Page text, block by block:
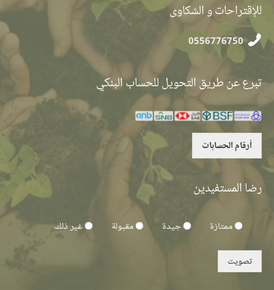
للإقتراحات و الشكاوى
0556776750
تبرع عن طريق التحويل للحساب البنكي
أرقام الحسابات
رضا المستفيدين
ممتازة جيدة مقبولة غير ذلك
تصويت